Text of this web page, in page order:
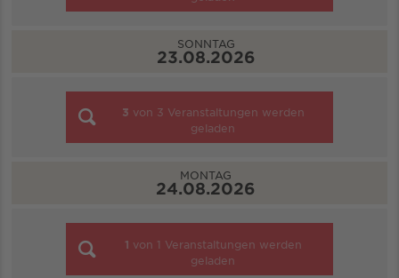
SONNTAG
23.08.2026
3 von 3 Veranstaltungen werden
geladen
MONTAG
24.08.2026
1 von 1 Veranstaltungen werden
geladen